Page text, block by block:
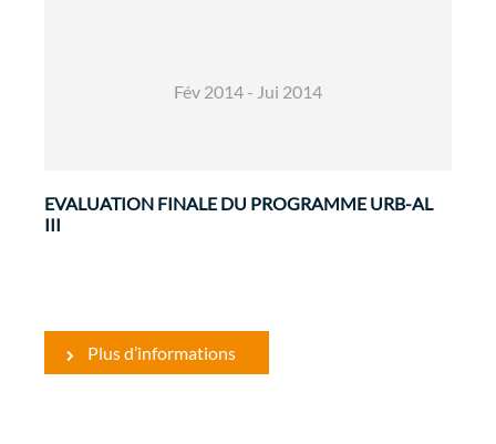
Fév 2014 - Jui 2014
procéder à une revue finale du programme
URB-AL III, à travers l'évaluation de la
EVALUATION FINALE DU PROGRAMME URB-AL
III
Plus d’informations